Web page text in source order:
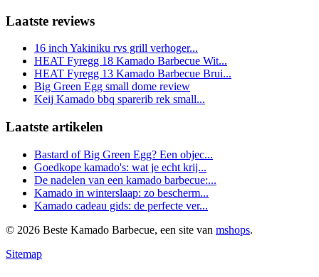
Laatste reviews
16 inch Yakiniku rvs grill verhoger...
HEAT Fyregg 18 Kamado Barbecue Wit...
HEAT Fyregg 13 Kamado Barbecue Brui...
Big Green Egg small dome review
Keij Kamado bbq sparerib rek small...
Laatste artikelen
Bastard of Big Green Egg? Een objec...
Goedkope kamado's: wat je echt krij...
De nadelen van een kamado barbecue:...
Kamado in winterslaap: zo bescherm...
Kamado cadeau gids: de perfecte ver...
© 2026 Beste Kamado Barbecue, een site van mshops.
Sitemap